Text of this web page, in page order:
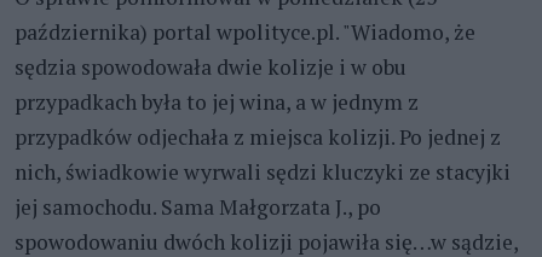
października) portal wpolityce.pl. "Wiadomo, że
sędzia spowodowała dwie kolizje i w obu
przypadkach była to jej wina, a w jednym z
przypadków odjechała z miejsca kolizji. Po jednej z
nich, świadkowie wyrwali sędzi kluczyki ze stacyjki
jej samochodu. Sama Małgorzata J., po
spowodowaniu dwóch kolizji pojawiła się…w sądzie,